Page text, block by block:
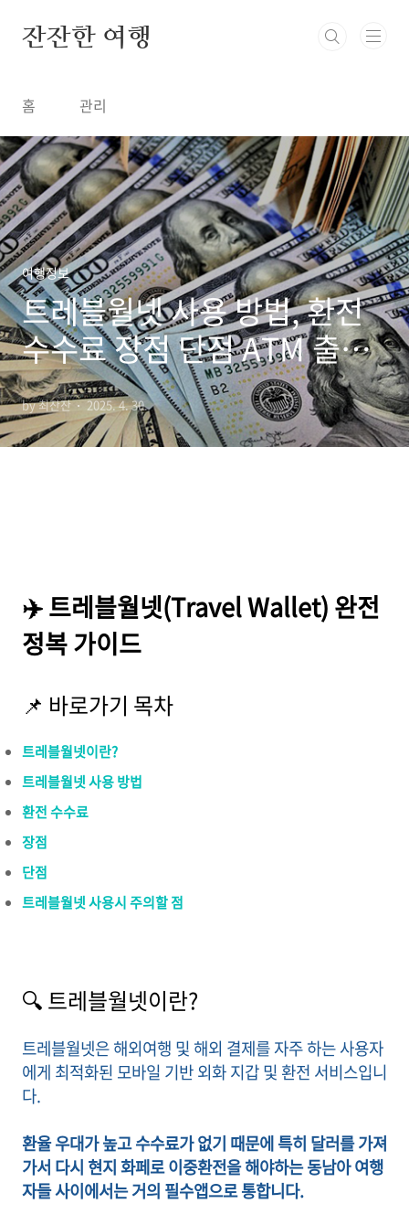
잔잔한 여행
홈 관리
여행정보
트레블월넷 사용 방법, 환전
수수료 장점 단점 ATM 출금
재환전 주의할 점
by 최잔잔 2025. 4. 30.
✈️ 트레블월넷(Travel Wallet) 완전
정복 가이드
📌 바로가기 목차
트레블월넷이란?
트레블월넷 사용 방법
환전 수수료
장점
단점
트레블월넷 사용시 주의할 점
🔍 트레블월넷이란?
트레블월넷은 해외여행 및 해외 결제를 자주 하는 사용자
에게 최적화된 모바일 기반 외화 지갑 및 환전 서비스입니
다.
환율 우대가 높고 수수료가 없기 때문에 특히 달러를 가져
가서 다시 현지 화페로 이중환전을 해야하는 동남아 여행
자들 사이에서는 거의 필수앱으로 통합니다.